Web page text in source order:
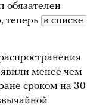
обязателен
теперь в списке
менее чем
сроком на 30